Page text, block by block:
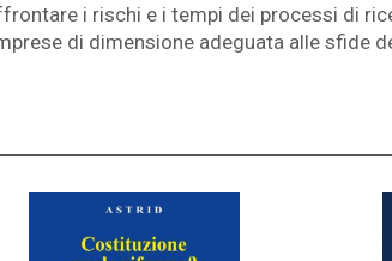
i rischi e i tempi dei processi di
di dimensione adeguata alle sfide